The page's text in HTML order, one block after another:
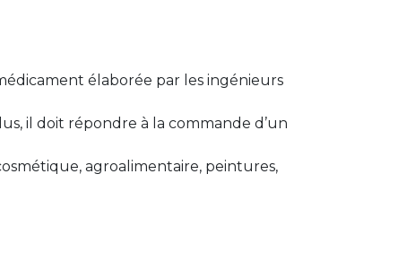
élaborée par les ingénieurs
il doit répondre à la commande d’un
agroalimentaire, peintures,